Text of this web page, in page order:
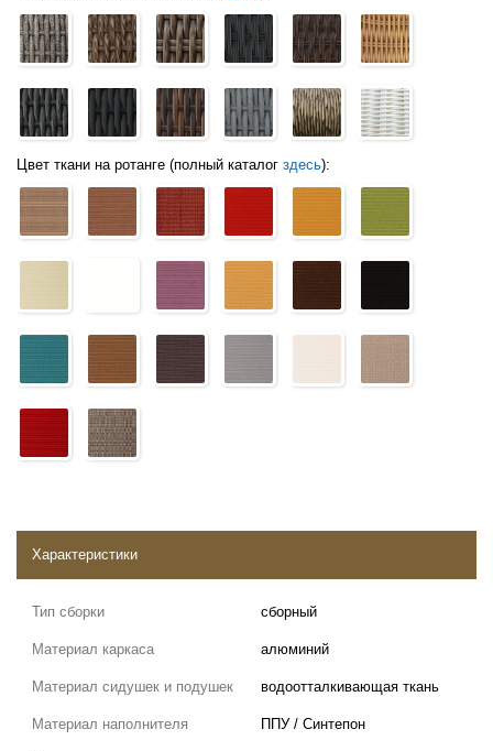
Цвет ткани на ротанге (полный каталог здесь):
Характеристики
Тип сборки сборный
Материал каркаса алюминий
Материал сидушек и подушек водоотталкивающая ткань
Материал наполнителя ППУ / Синтепон